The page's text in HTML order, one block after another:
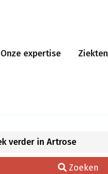
Onze expertise Ziekten
Zoeken